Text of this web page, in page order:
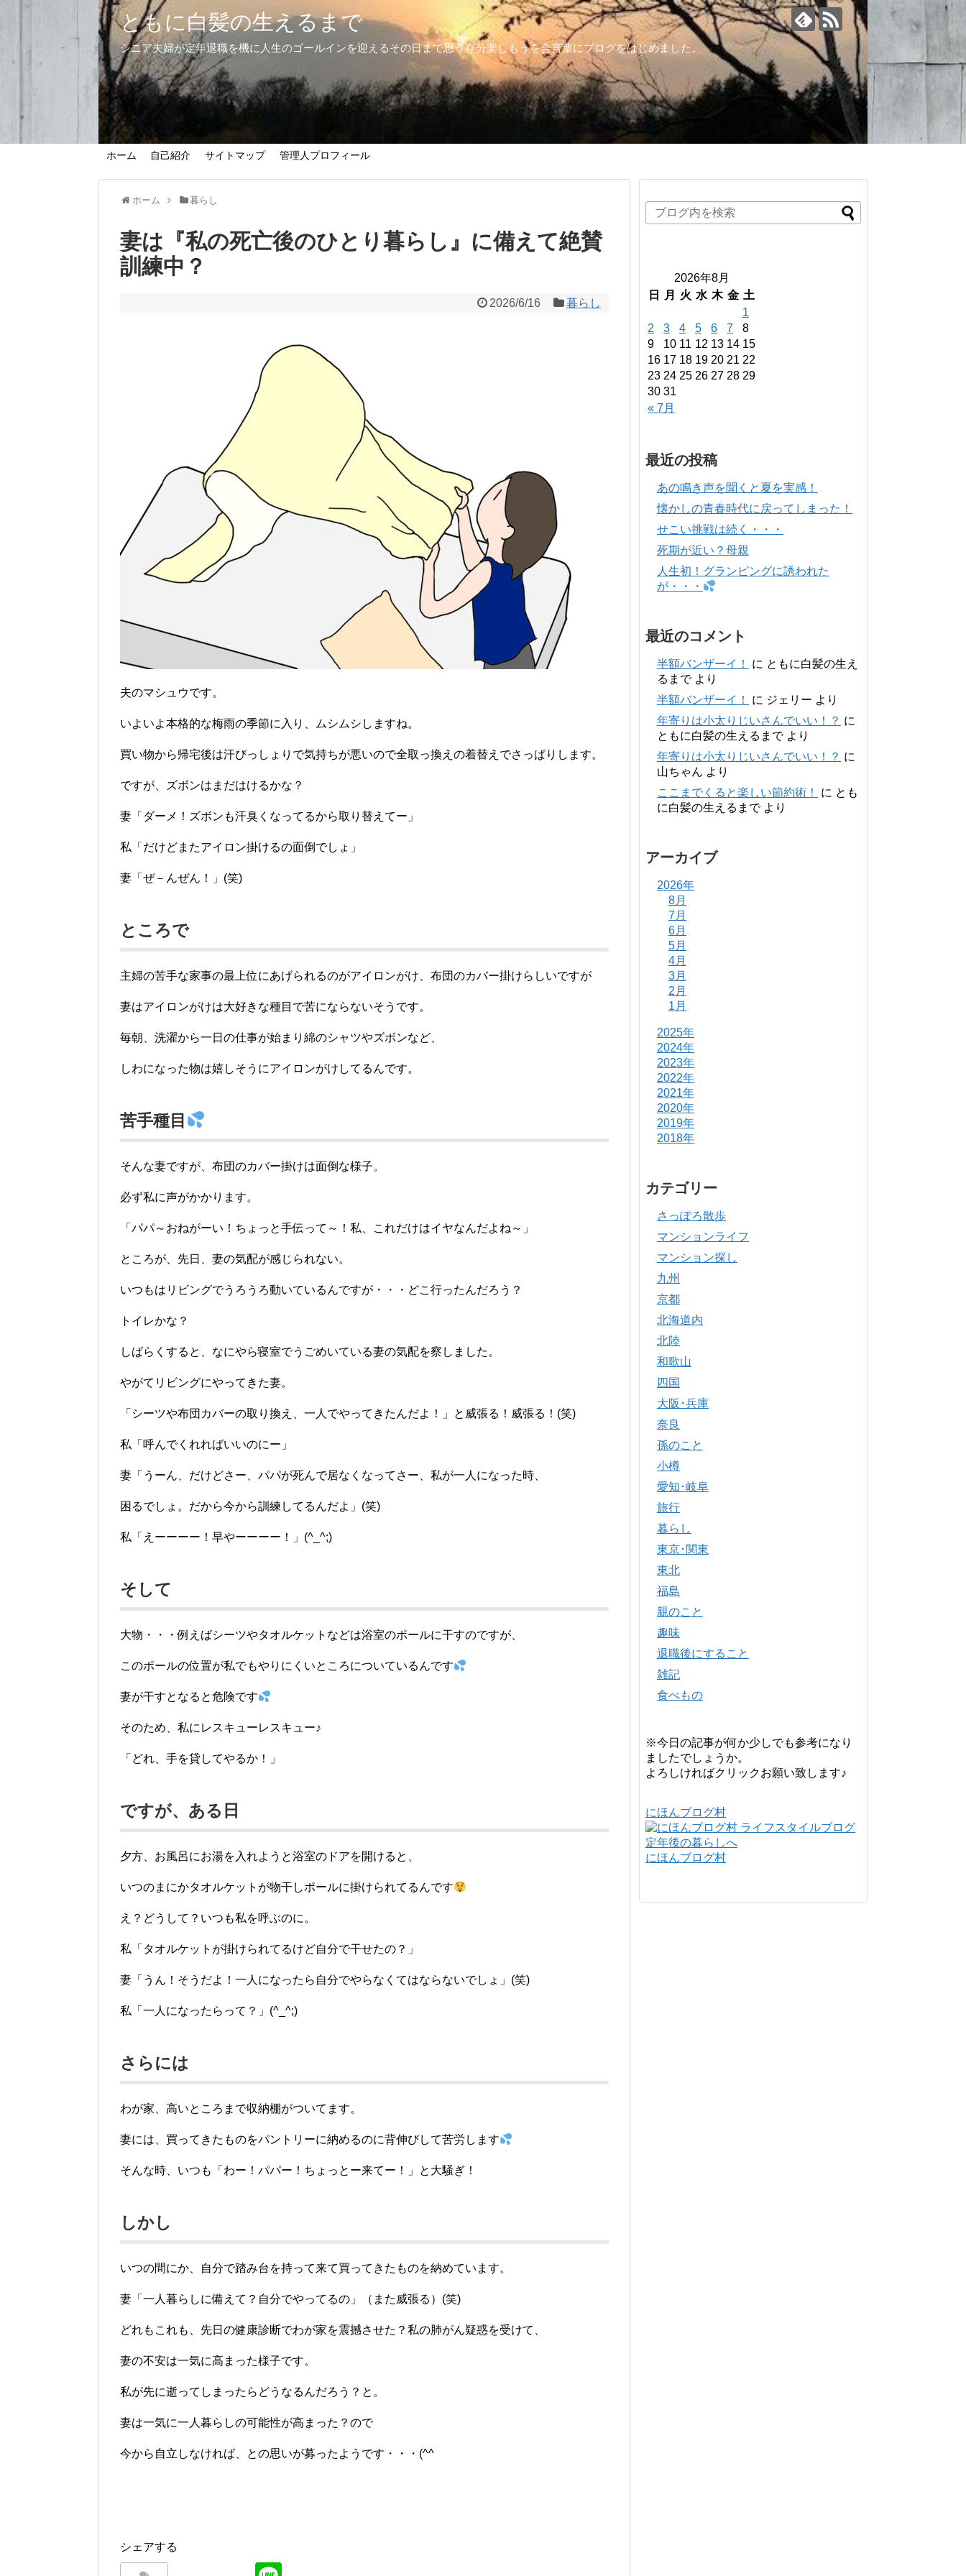
ともに白髪の生えるまで
シニア夫婦が定年退職を機に人生のゴールインを迎えるその日まで思う存分楽しもうを合言葉にブログをはじめました。
ホーム 自己紹介 サイトマップ 管理人プロフィール
ホーム 暮らし
妻は『私の死亡後のひとり暮らし』に備えて絶賛
訓練中？
2026/6/16 暮らし
夫のマシュウです。
いよいよ本格的な梅雨の季節に入り、ムシムシしますね。
買い物から帰宅後は汗びっしょりで気持ちが悪いので全取っ換えの着替えでさっぱりします。
ですが、ズボンはまだはけるかな？
妻「ダーメ！ズボンも汗臭くなってるから取り替えてー」
私「だけどまたアイロン掛けるの面倒でしょ」
妻「ぜ－んぜん！」(笑)
ところで
主婦の苦手な家事の最上位にあげられるのがアイロンがけ、布団のカバー掛けらしいですが
妻はアイロンがけは大好きな種目で苦にならないそうです。
毎朝、洗濯から一日の仕事が始まり綿のシャツやズボンなど、
しわになった物は嬉しそうにアイロンがけしてるんです。
苦手種目
そんな妻ですが、布団のカバー掛けは面倒な様子。
必ず私に声がかかります。
「パパ～おねがーい！ちょっと手伝って～！私、これだけはイヤなんだよね～」
ところが、先日、妻の気配が感じられない。
いつもはリビングでうろうろ動いているんですが・・・どこ行ったんだろう？
トイレかな？
しばらくすると、なにやら寝室でうごめいている妻の気配を察しました。
やがてリビングにやってきた妻。
「シーツや布団カバーの取り換え、一人でやってきたんだよ！」と威張る！威張る！(笑)
私「呼んでくれればいいのにー」
妻「うーん、だけどさー、パパが死んで居なくなってさー、私が一人になった時、
困るでしょ。だから今から訓練してるんだよ」(笑)
私「えーーーー！早やーーーー！」(^_^;)
そして
大物・・・例えばシーツやタオルケットなどは浴室のポールに干すのですが、
このポールの位置が私でもやりにくいところについているんです
妻が干すとなると危険です
そのため、私にレスキューレスキュー♪
「どれ、手を貸してやるか！」
ですが、ある日
夕方、お風呂にお湯を入れようと浴室のドアを開けると、
いつのまにかタオルケットが物干しポールに掛けられてるんです
え？どうして？いつも私を呼ぶのに。
私「タオルケットが掛けられてるけど自分で干せたの？」
妻「うん！そうだよ！一人になったら自分でやらなくてはならないでしょ」(笑)
私「一人になったらって？」(^_^;)
さらには
わが家、高いところまで収納棚がついてます。
妻には、買ってきたものをパントリーに納めるのに背伸びして苦労します
そんな時、いつも「わー！パパー！ちょっとー来てー！」と大騒ぎ！
しかし
いつの間にか、自分で踏み台を持って来て買ってきたものを納めています。
妻「一人暮らしに備えて？自分でやってるの」（また威張る）(笑)
どれもこれも、先日の健康診断でわが家を震撼させた？私の肺がん疑惑を受けて、
妻の不安は一気に高まった様子です。
私が先に逝ってしまったらどうなるんだろう？と。
妻は一気に一人暮らしの可能性が高まった？ので
今から自立しなければ、との思いが募ったようです・・・(^^ゞ
シェアする
2026年8月
日
月 火 水 木 金 土
« 7月
1
2
3 4 5 6 7
8
9
10 11 12 13 14 15
16 17 18 19 20 21 22
23 24 25 26 27 28 29
30 31
最近の投稿
あの鳴き声を聞くと夏を実感！
懐かしの青春時代に戻ってしまった！
せこい挑戦は続く・・・
死期が近い？母親
人生初！グランピングに誘われた
が・・・
最近のコメント
半額バンザーイ！ に ともに白髪の生え
るまでより
半額バンザーイ！
に ジェリー より
年寄りは小太りじいさんでいい！？ に
ともに白髪の生えるまでより
年寄りは小太りじいさんでいい！？ に
山ちゃん より
ここまでくると楽しい節約術！
に とも
に白髪の生えるまでより
アーカイブ
2026年
8月
7月
6月
5月
4月
3月
2月
1月
2025年
2024年
2023年
2022年
2021年
2020年
2019年
2018年
カテゴリー
さっぽろ散歩
マンションライフ
マンション探し
九州
京都
北海道内
北陸
和歌山
四国
大阪･兵庫
奈良
孫のこと
小樽
愛知･岐阜
旅行
暮らし
東京･関東
東北
福島
親のこと
趣味
退職後にすること
雑記
食べもの
※今日の記事が何か少しでも参考になり
ましたでしょうか。
よろしければクリックお願い致します♪
にほんブログ村
にほんブログ村